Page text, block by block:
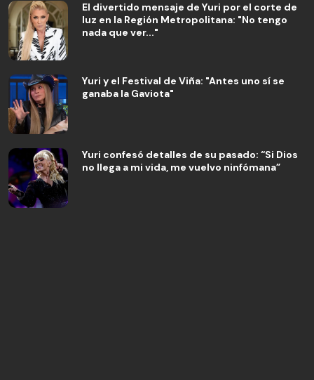
El divertido mensaje de Yuri por el corte de
luz en la Región Metropolitana: "No tengo
nada que ver..."
Yuri y el Festival de Viña: "Antes uno sí se
ganaba la Gaviota"
Yuri confesó detalles de su pasado: “Si Dios
no llega a mi vida, me vuelvo ninfómana”